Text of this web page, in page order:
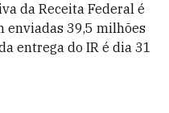
da Receita Federal é
enviadas 39,5 milhões
entrega do IR é dia 31